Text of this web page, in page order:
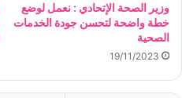
وزير الصحة الإتحادي : نعمل لوضع
خطة واضحة لتحسن جودة الخدمات
الصحية
19/11/2023